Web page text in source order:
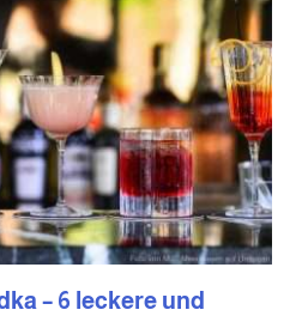
– 6 leckere und